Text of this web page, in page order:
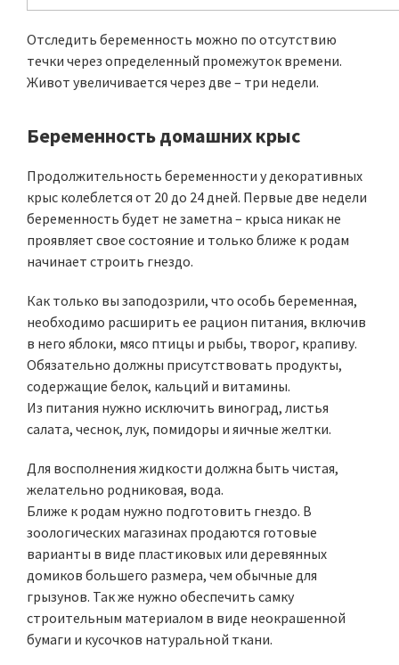
Отследить беременность можно по отсутствию
течки через определенный промежуток времени.
Живот увеличивается через две – три недели.
Беременность домашних крыс
Продолжительность беременности у декоративных
крыс колеблется от 20 до 24 дней. Первые две недели
беременность будет не заметна – крыса никак не
проявляет свое состояние и только ближе к родам
начинает строить гнездо.
Как только вы заподозрили, что особь беременная,
необходимо расширить ее рацион питания, включив
в него яблоки, мясо птицы и рыбы, творог, крапиву.
Обязательно должны присутствовать продукты,
содержащие белок, кальций и витамины.
Из питания нужно исключить виноград, листья
салата, чеснок, лук, помидоры и яичные желтки.
Для восполнения жидкости должна быть чистая,
желательно родниковая, вода.
Ближе к родам нужно подготовить гнездо. В
зоологических магазинах продаются готовые
варианты в виде пластиковых или деревянных
домиков большего размера, чем обычные для
грызунов. Так же нужно обеспечить самку
строительным материалом в виде неокрашенной
бумаги и кусочков натуральной ткани.